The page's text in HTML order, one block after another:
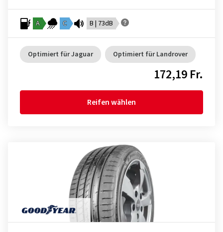
A C B | 73dB
Optimiert für Jaguar Optimiert für Landrover
172,19 Fr.
Reifen wählen